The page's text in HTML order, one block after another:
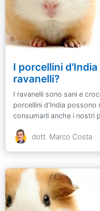
I porcellini
ravanelli?
I ravanelli sono sani e
porcellini d'India possono
consumarli anche i nostri
dott. Marco Costa